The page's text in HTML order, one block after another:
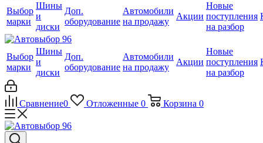
Выбор
марки
Шины
и
диски
Доп.
оборудование
Автомобили
на продажу
Акции
Новые
поступления
на разбор
Выбор
марки
Шины
и
диски
Доп.
оборудование
Автомобили
на продажу
Акции
Новые
поступления
на разбор
Сравнение0 Отложенные 0 Корзина 0